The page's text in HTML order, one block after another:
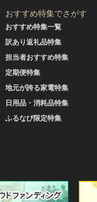
おすすめ特集でさがす
おすすめ特集一覧
訳あり返礼品特集
担当者おすすめ特集
定期便特集
地元が誇る家電特集
日用品・消耗品特集
ふるなび限定特集